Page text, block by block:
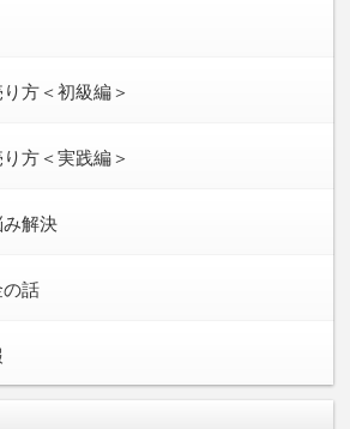
方＜初級編＞
方＜実践編＞
解決
話